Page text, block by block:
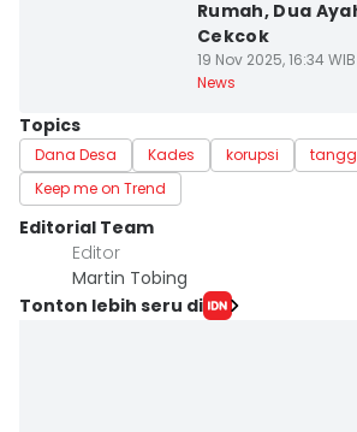
Rumah, Dua
Cekcok
19 Nov 2025, 16:34 WIB
News
Topics
Dana Desa Kades korupsi
Keep me on Trend
Editorial Team
Editor
Martin Tobing
Tonton lebih seru di